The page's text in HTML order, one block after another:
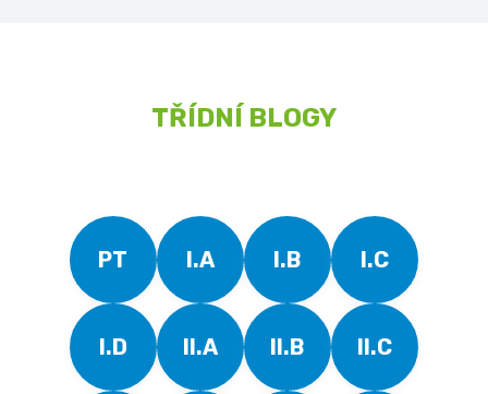
TŘÍDNÍ BLOGY
PT I.A I.B I.C
I.D II.A II.B II.C